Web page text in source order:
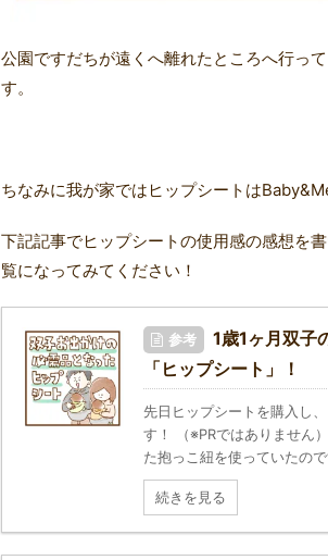
公園ですだちが遠くへ離れたところへ行っ
す。
ちなみに我が家ではヒップシートは
下記記事でヒップシートの使用感の感想を
覧になってみてください！
参考
1歳1ヶ月双子
「ヒップシート」！
先日ヒップシートを購入し
す！ （※PRではありません
た抱っこ紐を使っていたの
続きを見る